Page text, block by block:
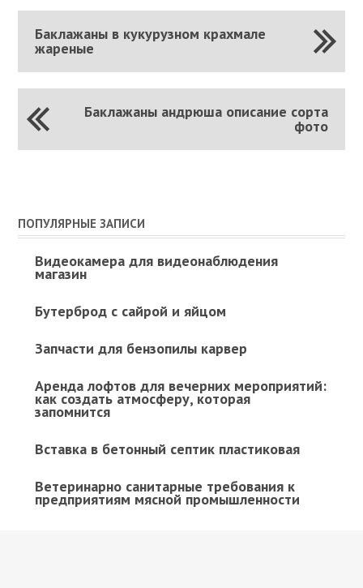
Баклажаны в кукурузном крахмале
жареные
Баклажаны андрюша описание сорта
фото
ПОПУЛЯРНЫЕ ЗАПИСИ
Видеокамера для видеонаблюдения
магазин
Бутерброд с сайрой и яйцом
Запчасти для бензопилы карвер
Аренда лофтов для вечерних мероприятий:
как создать атмосферу, которая
запомнится
Вставка в бетонный септик пластиковая
Ветеринарно санитарные требования к
предприятиям мясной промышленности